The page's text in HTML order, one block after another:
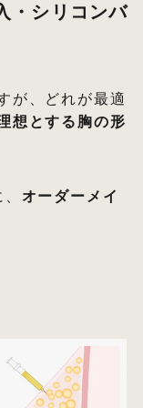
・シリコンバ
が、どれが最適
想とする胸の形
オーダーメイ